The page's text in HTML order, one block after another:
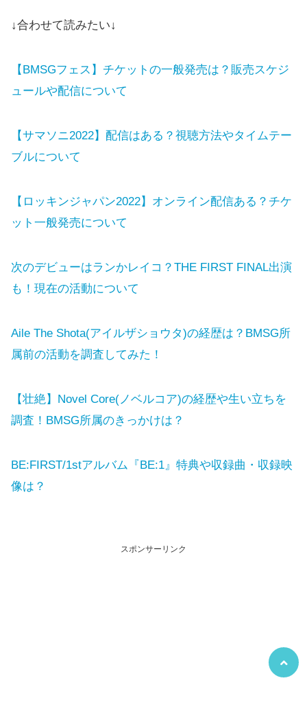
↓合わせて読みたい↓
【BMSGフェス】チケットの一般発売は？販売スケジ
ュールや配信について
【サマソニ2022】配信はある？視聴方法やタイムテー
ブルについて
【ロッキンジャパン2022】オンライン配信ある？チケ
ット一般発売について
次のデビューはランかレイコ？THE FIRST FINAL出演
も！現在の活動について
Aile The Shota(アイルザショウタ)の経歴は？BMSG所
属前の活動を調査してみた！
【壮絶】Novel Core(ノベルコア)の経歴や生い立ちを
調査！BMSG所属のきっかけは？
BE:FIRST/1stアルバム『BE:1』特典や収録曲・収録映
像は？
スポンサーリンク